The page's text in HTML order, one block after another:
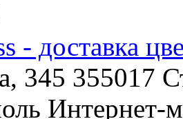
- доставка
345 355017
Интернет-